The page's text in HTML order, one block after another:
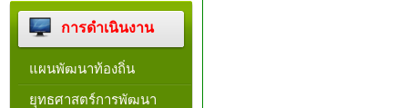
การดำเนินงาน
แผนพัฒนาท้องถิ่น
ยุทธศาสตร์การพัฒนา